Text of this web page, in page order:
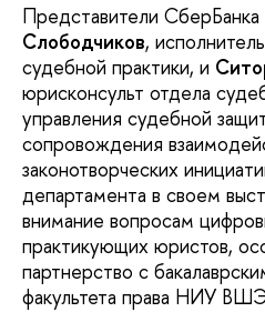
Представители СберБанка
Слободчиков,
судебной практики, и
юрисконсульт отдела
управления судебной
сопровождения
законотворческих
департамента в своем
внимание вопросам
практикующих юристов,
партнерство с
факультета права НИУ